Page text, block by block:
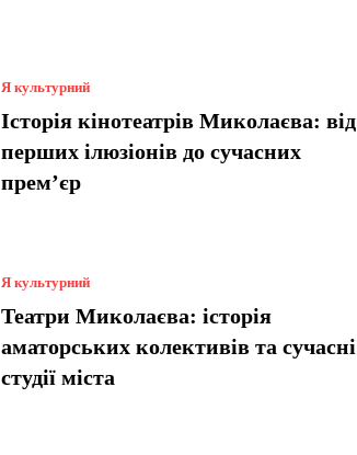
Я культурний
Історія кінотеатрів Миколаєва: від
перших ілюзіонів до сучасних
прем’єр
Я культурний
Театри Миколаєва: історія
аматорських колективів та сучасні
студії міста